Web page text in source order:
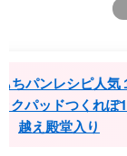
人気１位
れぽ1000
り